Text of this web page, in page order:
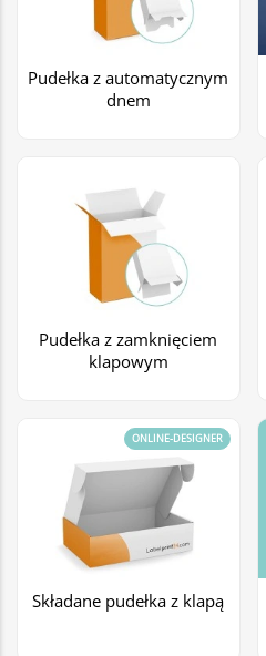
Pudełka z automatycznym
dnem
Pudełka z zamknięciem
klapowym
Składane pudełka z klapą
ONLINE-DESIGNER